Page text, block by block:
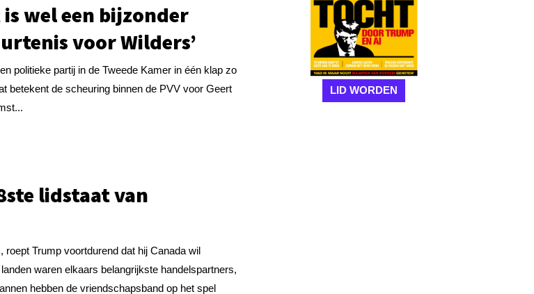
wel een bijzonder
voor Wilders’
politieke partij in de Tweede Kamer in één klap zo
betekent de scheuring binnen de PVV voor Geert
lidstaat van
roept Trump voortdurend dat hij Canada wil
waren elkaars belangrijkste handelspartners,
hebben de vriendschapsband op het spel
LID WORDEN